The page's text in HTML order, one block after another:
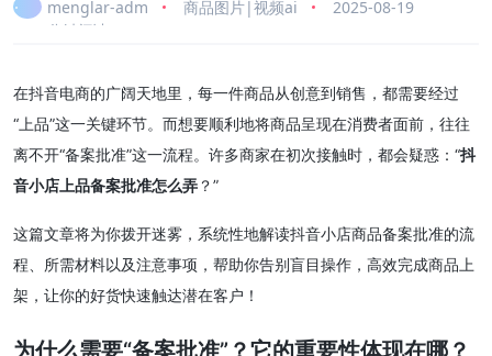
menglar-adm 商品图片|视频ai
2025-08-19
5 分钟阅读
在抖音电商的广阔天地里，每一件商品从创意到销售，都需要经过
“上品”这一关键环节。而想要顺利地将商品呈现在消费者面前，往往
离不开“备案批准”这一流程。许多商家在初次接触时，都会疑惑：“抖
音小店上品备案批准怎么弄 ？”
这篇文章将为你拨开迷雾，系统性地解读抖音小店商品备案批准的流
程、所需材料以及注意事项，帮助你告别盲目操作，高效完成商品上
架，让你的好货快速触达潜在客户！
为什么需要“备案批准”？它的重要性体现在哪？